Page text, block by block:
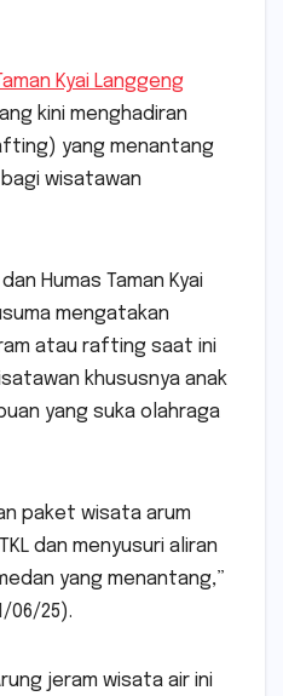
Kyai Langgeng
kini menghadiran
yang menantang
wisatawan
Humas Taman Kyai
mengatakan
atau rafting saat ini
khususnya anak
yang suka olahraga
paket wisata arum
dan menyusuri aliran
yang menantang,”
06/25).
jeram wisata air ini